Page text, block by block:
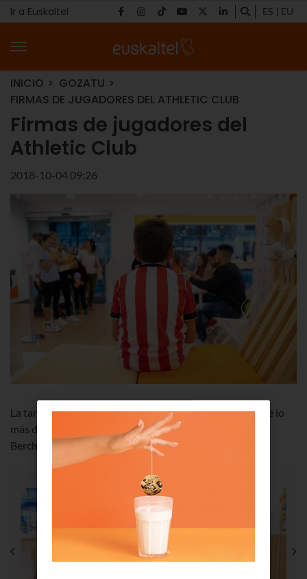
Ir a Euskaltel ES EU
INICIO
GOZATU
FIRMAS DE JUGADORES DEL ATHLETIC CLUB
Firmas de jugadores del
Athletic Club
2018-10-04 09:26
La tarde del miércoles en nuestra tienda de Bilbao fue de lo
más divertida con la presencia de Peru Nolaskoain, Yuri
Berchiche y Andrea Sierra del Athletic Club.